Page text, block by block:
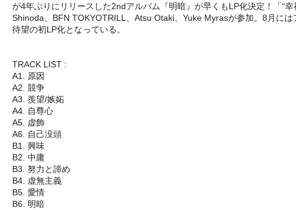
が4年ぶりにリリースした2ndアルバム『明暗』が早くもLP化決定！「“
Shinoda、BFN TOKYOTRILL、Atsu Otaki、Yuke Myrasが参加。8月に
待望の初LP化となっている。
TRACK LIST :
A1. 原因
A2. 競争
A3. 羨望/嫉妬
A4. 自尊心
A5. 虚飾
A6. 自己没頭
B1. 興味
B2. 中庸
B3. 努力と諦め
B4. 虚無主義
B5. 愛情
B6. 明暗